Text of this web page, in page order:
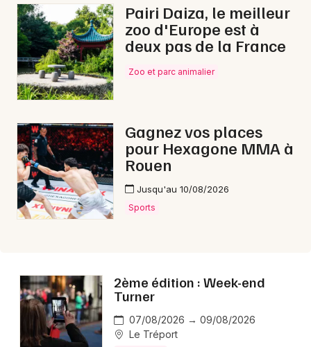
Newsletter des sorties
Artistes en tournée
Magazine à Eu
76 - Seine-Maritime
Choisir mes départements
Pairi Daiza, le meilleur
zoo d'Europe est à
deux pas de la France
Zoo et parc animalier
Gagnez vos places
pour Hexagone MMA à
Rouen
Jusqu'au 10/08/2026
Sports
2ème édition : Week-end
Turner
07/08/2026 → 09/08/2026
Le Tréport